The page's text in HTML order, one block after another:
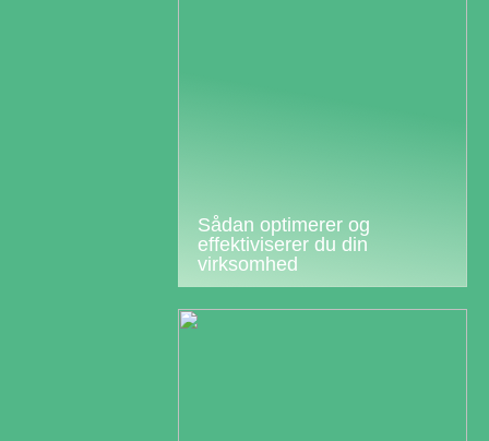
Sådan optimerer og
effektiviserer du din
virksomhed